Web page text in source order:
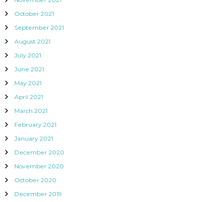
October 2021
September 2021
August 2021
July 2021
June 2021
May 2021
April 2021
March 2021
February 2021
January 2021
December 2020
November 2020
October 2020
December 2019